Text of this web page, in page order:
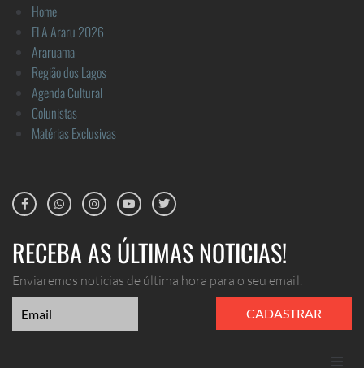
Home
FLA Araru 2026
Araruama
Região dos Lagos
Agenda Cultural
Colunistas
Matérias Exclusivas
RECEBA AS ÚLTIMAS NOTICIAS!
Enviaremos noticias de última hora para o seu email.
CADASTRAR